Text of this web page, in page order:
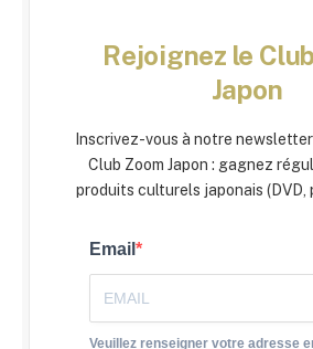
Rejoignez le
Japon
Inscrivez-vous à notre
Club Zoom Japon : gagnez
produits culturels japonais (DVD,
Email
Veuillez renseigner votre adresse